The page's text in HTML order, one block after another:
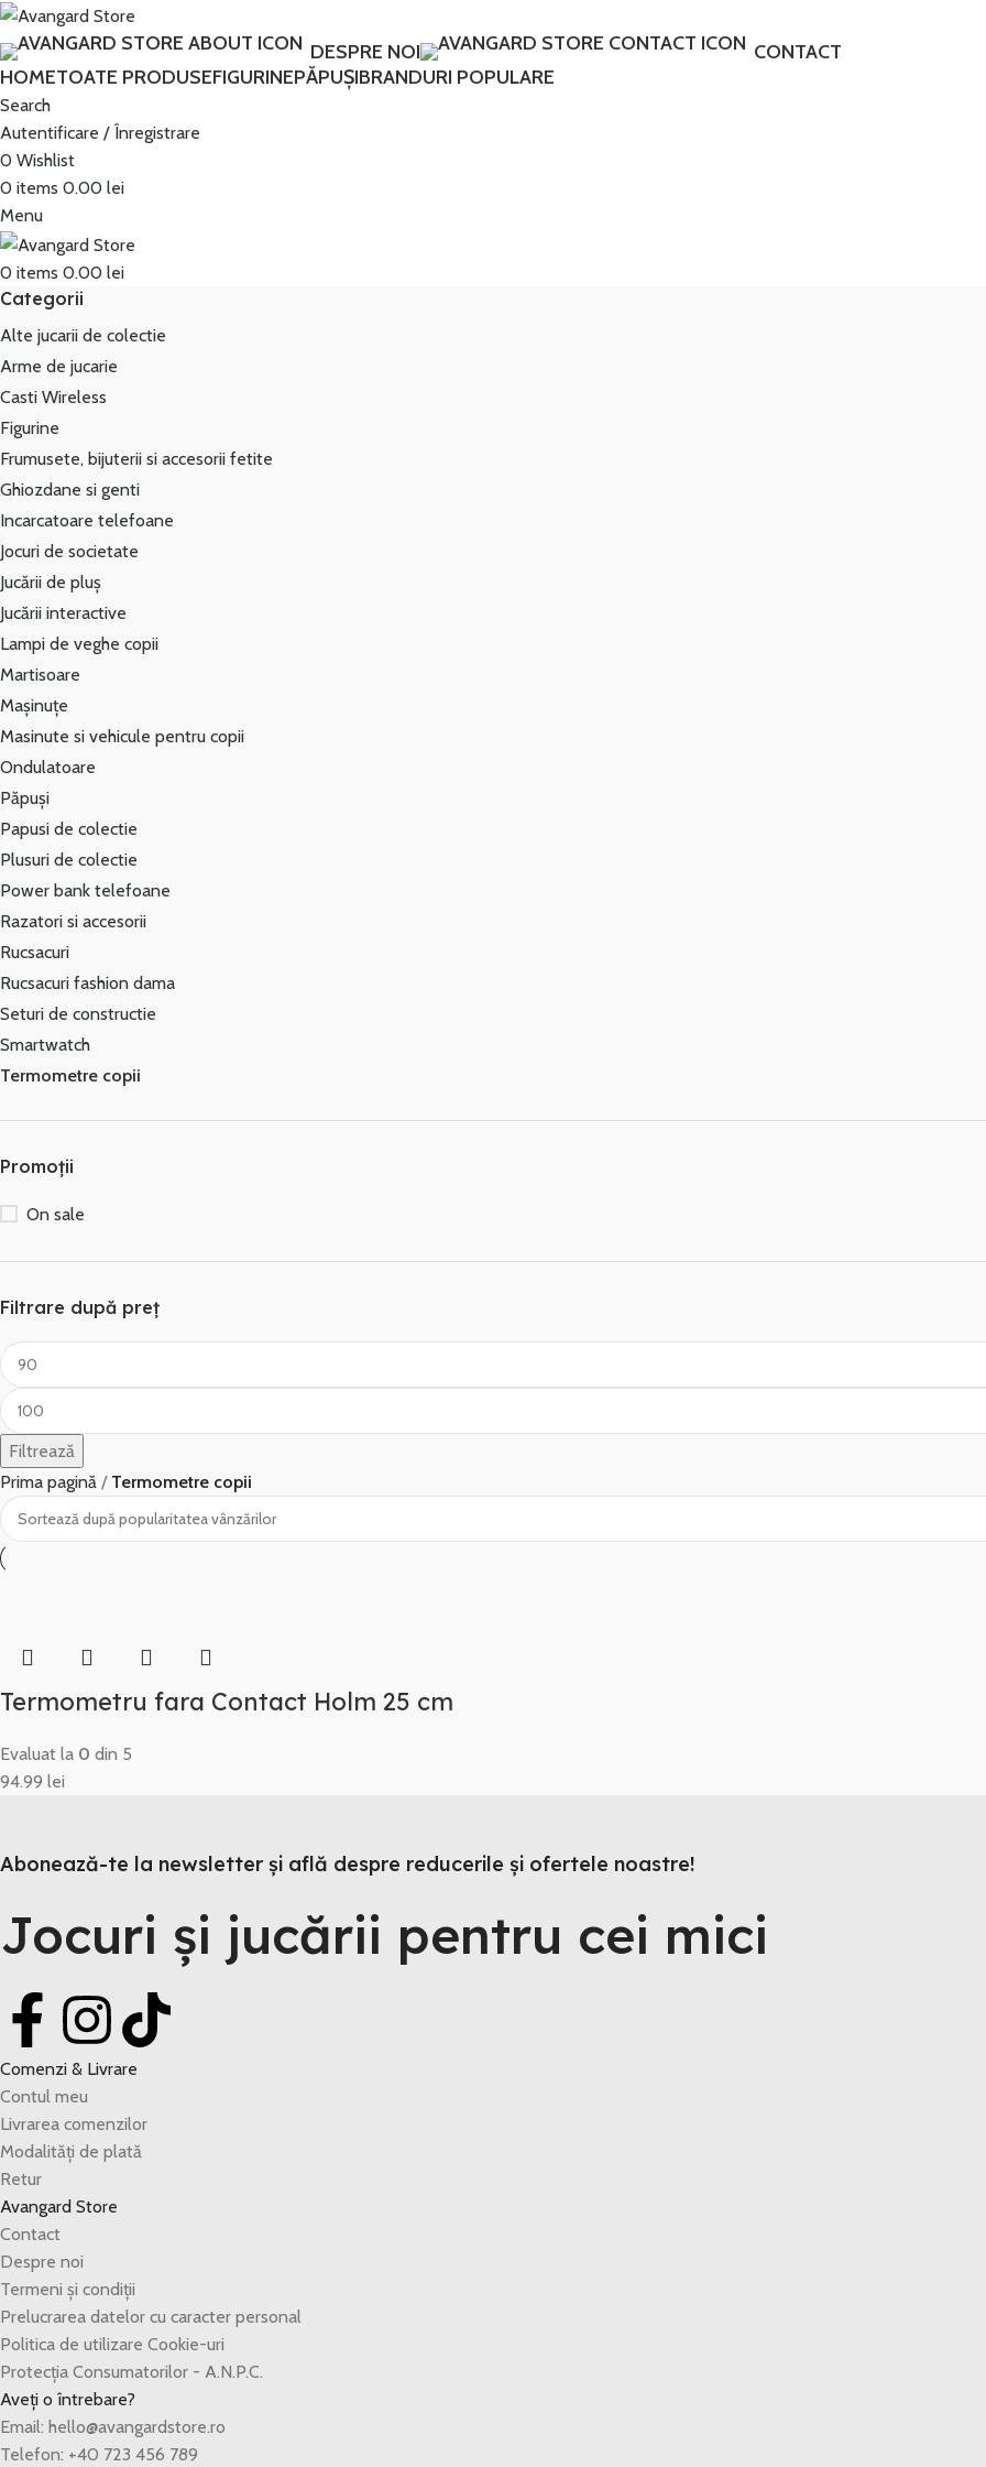
DESPRE NOI
CONTACT
HOMETOATE PRODUSEFIGURINEPĂPUȘIBRANDURI POPULARE
Search
Autentificare / Înregistrare
0 Wishlist
0 items 0.00 lei
Menu
0 items 0.00 lei
Categorii
Alte jucarii de colectie
Arme de jucarie
Casti Wireless
Figurine
Frumusete, bijuterii si accesorii fetite
Ghiozdane si genti
Incarcatoare telefoane
Jocuri de societate
Jucării de pluș
Jucării interactive
Lampi de veghe copii
Martisoare
Mașinuțe
Masinute si vehicule pentru copii
Ondulatoare
Păpuși
Papusi de colectie
Plusuri de colectie
Power bank telefoane
Razatori si accesorii
Rucsacuri
Rucsacuri fashion dama
Seturi de constructie
Smartwatch
Termometre copii
Promoții
On sale
Filtrare după preț
Filtrează
Prima pagină
Termometre copii
Termometru fara Contact Holm 25 cm
Evaluat la 0 din 5
94.99 lei
Abonează-te la newsletter și află despre reducerile și ofertele noastre!
Jocuri și jucării pentru cei mici
Comenzi & Livrare
Contul meu
Livrarea comenzilor
Modalități de plată
Retur
Avangard Store
Contact
Despre noi
Termeni și condiții
Prelucrarea datelor cu caracter personal
Politica de utilizare Cookie-uri
Protecția Consumatorilor - A.N.P.C.
Aveți o întrebare?
Email: hello@avangardstore.ro
Telefon: +40 723 456 789